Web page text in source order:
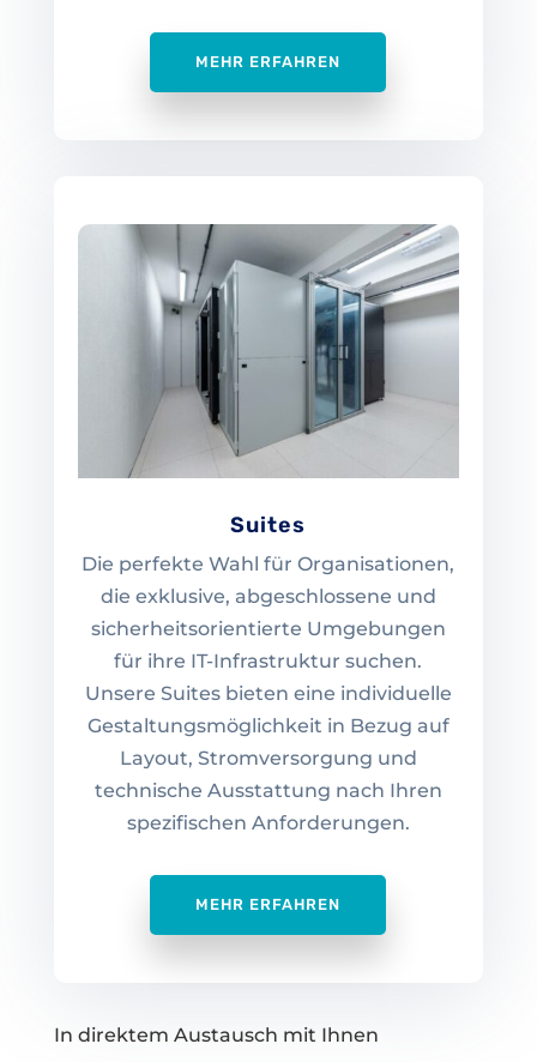
MEHR ERFAHREN
Suites
Die perfekte Wahl für Organisationen,
die exklusive, abgeschlossene und
sicherheitsorientierte Umgebungen
für ihre IT-Infrastruktur suchen.
Unsere Suites bieten eine individuelle
Gestaltungsmöglichkeit in Bezug auf
Layout, Stromversorgung und
technische Ausstattung nach Ihren
spezifischen Anforderungen.
MEHR ERFAHREN
In direktem Austausch mit Ihnen